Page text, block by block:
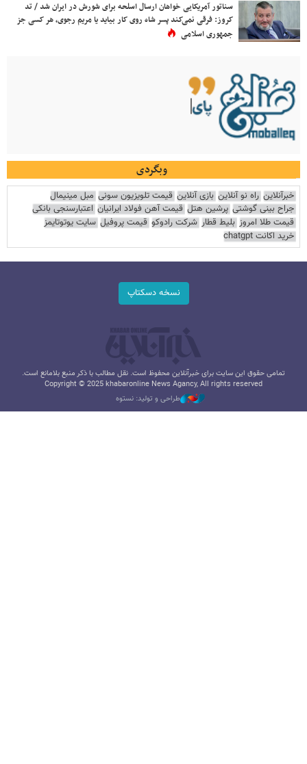
سناتور آمریکایی خواهان ارسال اسلحه برای شورش در ایران شد / تد
کروز: فرقی نمی‌کند پسر شاه روی کار بیاید یا مریم رجوی، هر کسی جز
جمهوری اسلامی
وبگردی
خبرآنلاین راه نو آنلاین بازی آنلاین قیمت تلویزیون سونی مبل مینیمال
جراح بینی گوشتی پرشین هتل قیمت آهن فولاد ایرانیان اعتبارسنجی بانکی
قیمت طلا امروز بلیط قطار شرکت رادوکو قیمت پروفیل سایت یوتوتایمز
خرید اکانت chatgpt
نسخه دسکتاپ
تمامی حقوق این سایت برای خبرآنلاین محفوظ است. نقل مطالب با ذکر منبع بلامانع است.
Copyright © 2025 khabaronline News Agancy, All rights reserved
طراحی و تولید: نستوه